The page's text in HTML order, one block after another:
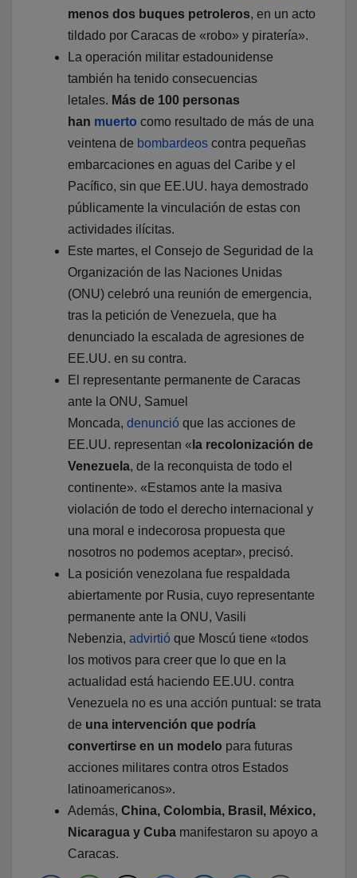
menos dos buques petroleros, en un acto
tildado por Caracas de «robo» y piratería».
La operación militar estadounidense
también ha tenido consecuencias
letales. Más de 100 personas
han muerto como resultado de más de una
veintena de bombardeos contra pequeñas
embarcaciones en aguas del Caribe y el
Pacífico, sin que EE.UU. haya demostrado
públicamente la vinculación de estas con
actividades ilícitas.
Este martes, el Consejo de Seguridad de la
Organización de las Naciones Unidas
(ONU) celebró una reunión de emergencia,
tras la petición de Venezuela, que ha
denunciado la escalada de agresiones de
EE.UU. en su contra.
El representante permanente de Caracas
ante la ONU, Samuel
Moncada, denunció que las acciones de
EE.UU. representan « la recolonización de
Venezuela, de la reconquista de todo el
continente». «Estamos ante la masiva
violación de todo el derecho internacional y
una moral e indecorosa propuesta que
nosotros no podemos aceptar», precisó.
La posición venezolana fue respaldada
abiertamente por Rusia, cuyo representante
permanente ante la ONU, Vasili
Nebenzia, advirtió que Moscú tiene «todos
los motivos para creer que lo que en la
actualidad está haciendo EE.UU. contra
Venezuela no es una acción puntual: se trata
de una intervención que podría
convertirse en un modelo para futuras
acciones militares contra otros Estados
latinoamericanos».
Además, China, Colombia, Brasil, México,
Nicaragua y Cuba manifestaron su apoyo a
Caracas.